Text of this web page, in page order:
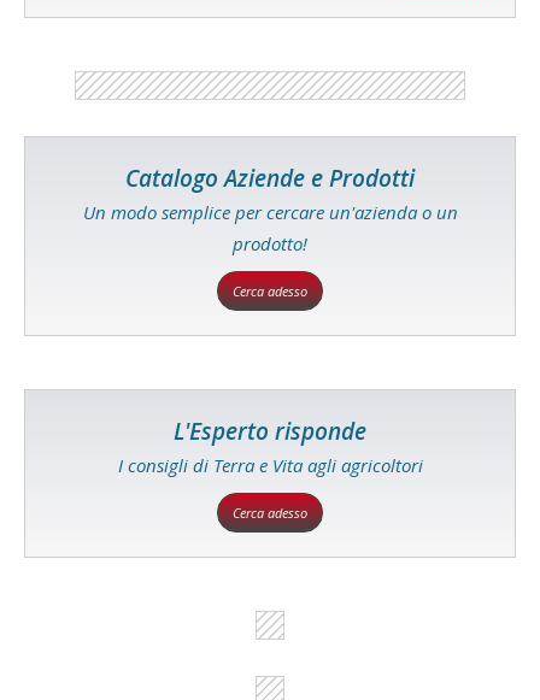
Catalogo Aziende e Prodotti
Un modo semplice per cercare un'azienda o un
prodotto!
Cerca adesso
L'Esperto risponde
I consigli di Terra e Vita agli agricoltori
Cerca adesso